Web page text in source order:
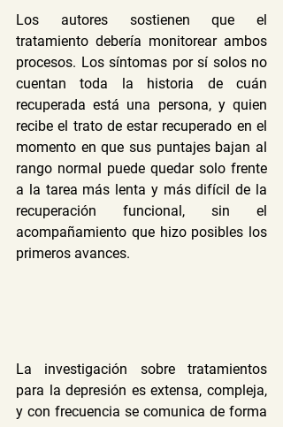
Los autores sostienen que el
tratamiento debería monitorear ambos
procesos. Los síntomas por sí solos no
cuentan toda la historia de cuán
recuperada está una persona, y quien
recibe el trato de estar recuperado en el
momento en que sus puntajes bajan al
rango normal puede quedar solo frente
a la tarea más lenta y más difícil de la
recuperación funcional, sin el
acompañamiento que hizo posibles los
primeros avances.
La investigación sobre tratamientos
para la depresión es extensa, compleja,
y con frecuencia se comunica de forma